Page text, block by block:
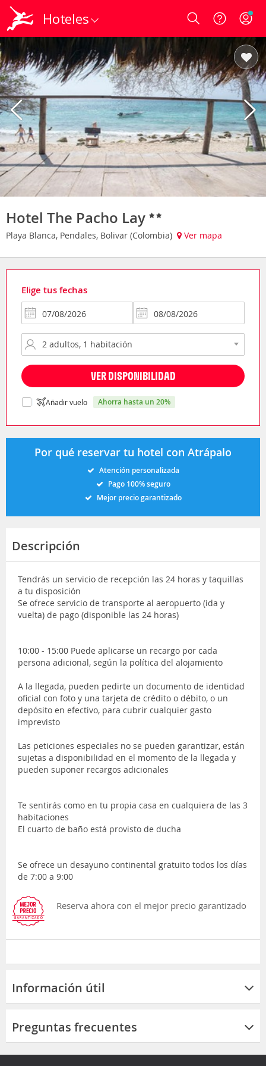
Hoteles Login
Hotel The Pacho Lay
Playa Blanca, Pendales, Bolivar (Colombia) Ver mapa
Elige tus fechas
VER DISPONIBILIDAD
Añadir vuelo ahorra hasta un 20%
Por qué reservar tu hotel con Atrápalo
Atención personalizada
Pago 100% seguro
Mejor precio garantizado
Descripción
Tendrás un servicio de recepción las 24 horas y taquillas
a tu disposición
Se ofrece servicio de transporte al aeropuerto (ida y
vuelta) de pago (disponible las 24 horas)
10:00 - 15:00 Puede aplicarse un recargo por cada
persona adicional, según la política del alojamiento
A la llegada, pueden pedirte un documento de identidad
oficial con foto y una tarjeta de crédito o débito, o un
depósito en efectivo, para cubrir cualquier gasto
imprevisto
Las peticiones especiales no se pueden garantizar, están
sujetas a disponibilidad en el momento de la llegada y
pueden suponer recargos adicionales
Te sentirás como en tu propia casa en cualquiera de las 3
habitaciones
El cuarto de baño está provisto de ducha
Se ofrece un desayuno continental gratuito todos los días
de 7:00 a 9:00
Reserva ahora con el mejor precio garantizado
Información útil
Preguntas frecuentes